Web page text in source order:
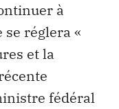
à
réglera «
et la
fédéral